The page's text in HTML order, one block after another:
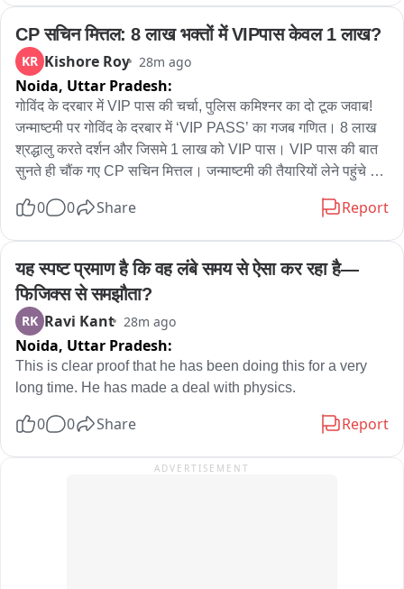
CP सचिन मित्तल: 8 लाख भक्तों में VIPपास केवल 1 लाख?
KR Kishore Roy 28m ago
Noida, Uttar Pradesh:
गोविंद के दरबार में VIP पास की चर्चा, पुलिस कमिश्नर का दो टूक जवाब!
जन्माष्टमी पर गोविंद के दरबार में ‘VIP PASS’ का गजब गणित। 8 लाख
श्रद्धालु करते दर्शन और जिसमे 1 लाख को VIP पास। VIP पास की बात
सुनते ही चौंक गए CP सचिन मित्तल। जन्माष्टमी की तैयारियों लेने पहुंचे थे
को कराया गया अवगत। मंदिर के मुख्य गेट पर VIP और आम श्रद्धालुओं की
अलग-अलग लाइन की जानकारी। प्रबंधन ने बताया—एक लाख श्रद्धालुओं
को मिलता है VIP PASS, एक लाख VIP सुनकर CP ने तुरंत पूछा-बाकी
श्रद्धालु? फिर आया पुलिस कमिश्नर का हटकर जवाब। एक लाख को ही
क्यों... सारे 8 लाख श्रद्धालुओं को VIP PASS दे दो। सारी समस्या ही
खत्म हो जाएगी-CP सचिन मित्तल। जन्माष्टमी से पहले दर्शन व्यवस्था पर
CP की पैनी नजर। एडिशनल CP डॉ. राजीव पचार, DCP नॉर्थ करण
शर्मा, DCP ट्रैफिक योगेश गोयल भी रहे विजिट के दौरान मौजूद।
0 0 Share Report
यह स्पष्ट प्रमाण है कि वह लंबे समय से ऐसा कर रहा है—
फिजिक्स से समझौता?
RK Ravi Kant 28m ago
Noida, Uttar Pradesh:
This is clear proof that he has been doing this for a very
long time. He has made a deal with physics.
0 0 Share Report
ADVERTISEMENT